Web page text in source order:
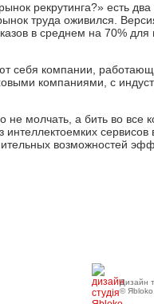
рекрутинга?» есть два
труда оживился.
в среднем на 70% для
себя компании,
компаниями, с
молчать, а бить во все
интеллектоемких сервисов
возможностей
Дизайн
©